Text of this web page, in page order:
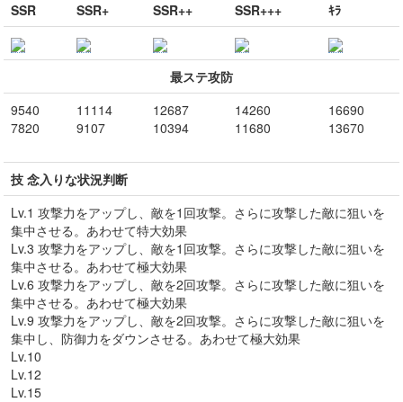
SSR SSR+ SSR++ SSR+++ ｷﾗ
最ステ攻防
9540
7820
11114
9107
12687
10394
14260
11680
16690
13670
技 念入りな状況判断
Lv.1 攻撃力をアップし、敵を1回攻撃。さらに攻撃した敵に狙いを
集中させる。あわせて特大効果
Lv.3 攻撃力をアップし、敵を1回攻撃。さらに攻撃した敵に狙いを
集中させる。あわせて極大効果
Lv.6 攻撃力をアップし、敵を2回攻撃。さらに攻撃した敵に狙いを
集中させる。あわせて極大効果
Lv.9 攻撃力をアップし、敵を2回攻撃。さらに攻撃した敵に狙いを
集中し、防御力をダウンさせる。あわせて極大効果
Lv.10
Lv.12
Lv.15